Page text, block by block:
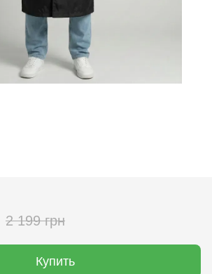
2 199 грн
Купить